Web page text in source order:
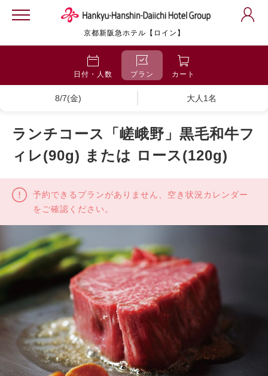
京都新阪急ホテル【ロイン】
日付・人数 プラン カート
8/7(金) 大人1名
ランチコース「嵯峨野」黒毛和牛フ
ィレ(90g) または ロース(120g)
予約できるプランがありません、空き状況カレンダー
をご確認ください。